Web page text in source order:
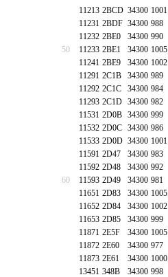
11213 2BCD 34300 1001
11231 2BDF 34300 988
11232 2BE0 34300 990
50
11233 2BE1 34300 1005
11241 2BE9 34300 1002
11291 2C1B 34300 989
11292 2C1C 34300 984
11293 2C1D 34300 982
11531 2D0B 34300 999
11532 2D0C 34300 986
11533 2D0D 34300 1001
11591 2D47 34300 983
11592 2D48 34300 992
60
11593 2D49 34300 981
11651 2D83 34300 1005
11652 2D84 34300 1002
11653 2D85 34300 999
11871 2E5F 34300 1005
11872 2E60 34300 977
11873 2E61 34300 1000
13451 348B 34300 998